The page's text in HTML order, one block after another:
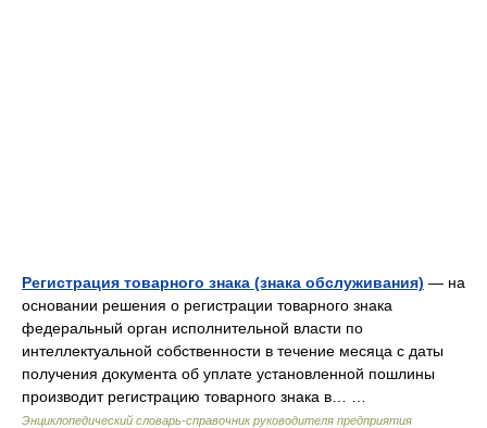
Регистрация товарного знака (знака обслуживания) — на
основании решения о регистрации товарного знака
федеральный орган исполнительной власти по
интеллектуальной собственности в течение месяца с даты
получения документа об уплате установленной пошлины
производит регистрацию товарного знака в… …
Энциклопедический словарь-справочник руководителя предприятия